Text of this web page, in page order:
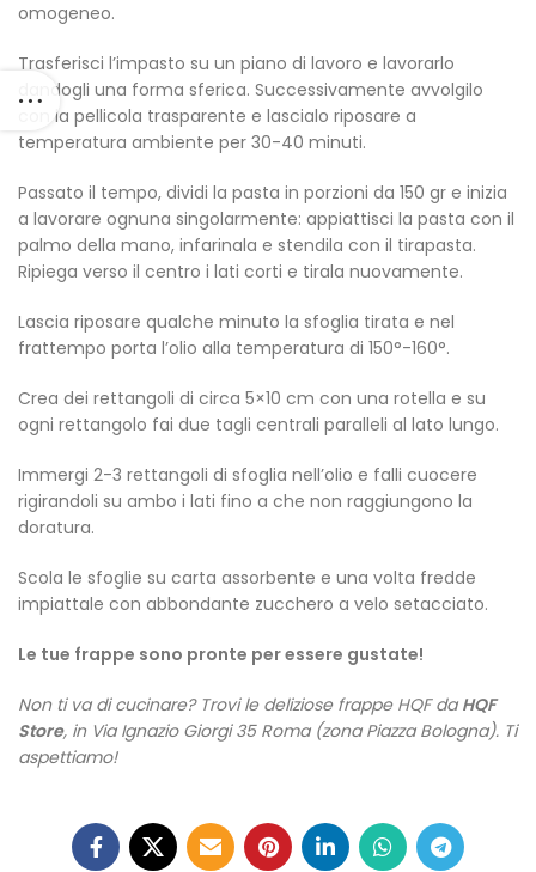
omogeneo.
Trasferisci l’impasto su un piano di lavoro e lavorarlo
dandogli una forma sferica. Successivamente avvolgilo
con la pellicola trasparente e lascialo riposare a
temperatura ambiente per 30-40 minuti.
Passato il tempo, dividi la pasta in porzioni da 150 gr e inizia
a lavorare ognuna singolarmente: appiattisci la pasta con il
palmo della mano, infarinala e stendila con il tirapasta.
Ripiega verso il centro i lati corti e tirala nuovamente.
Lascia riposare qualche minuto la sfoglia tirata e nel
frattempo porta l’olio alla temperatura di 150°-160°.
Crea dei rettangoli di circa 5×10 cm con una rotella e su
ogni rettangolo fai due tagli centrali paralleli al lato lungo.
Immergi 2-3 rettangoli di sfoglia nell’olio e falli cuocere
rigirandoli su ambo i lati fino a che non raggiungono la
doratura.
Scola le sfoglie su carta assorbente e una volta fredde
impiattale con abbondante zucchero a velo setacciato.
Le tue frappe sono pronte per essere gustate!
Non ti va di cucinare? Trovi le deliziose frappe HQF da HQF
Store, in Via Ignazio Giorgi 35 Roma (zona Piazza Bologna). Ti
aspettiamo!